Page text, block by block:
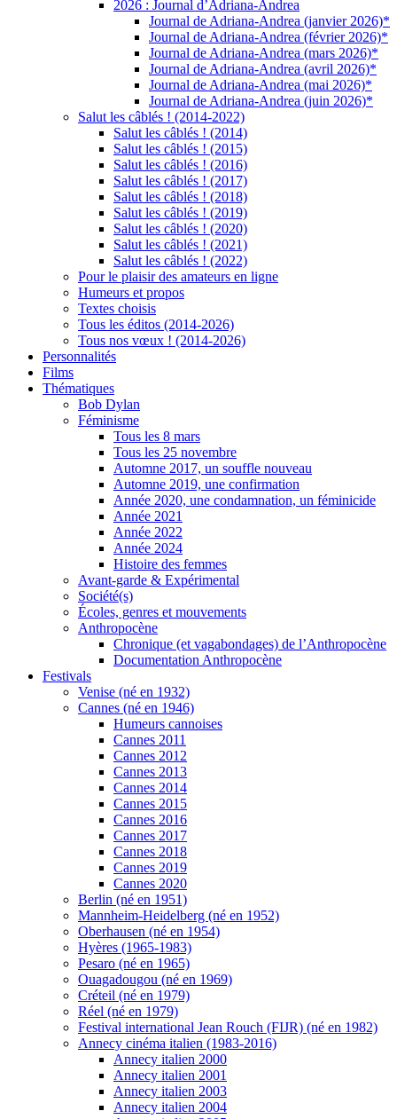
2026 : Journal d’Adriana-Andrea
Journal de Adriana-Andrea (janvier 2026)*
Journal de Adriana-Andrea (février 2026)*
Journal de Adriana-Andrea (mars 2026)*
Journal de Adriana-Andrea (avril 2026)*
Journal de Adriana-Andrea (mai 2026)*
Journal de Adriana-Andrea (juin 2026)*
Salut les câblés ! (2014-2022)
Salut les câblés ! (2014)
Salut les câblés ! (2015)
Salut les câblés ! (2016)
Salut les câblés ! (2017)
Salut les câblés ! (2018)
Salut les câblés ! (2019)
Salut les câblés ! (2020)
Salut les câblés ! (2021)
Salut les câblés ! (2022)
Pour le plaisir des amateurs en ligne
Humeurs et propos
Textes choisis
Tous les éditos (2014-2026)
Tous nos vœux ! (2014-2026)
Personnalités
Films
Thématiques
Bob Dylan
Féminisme
Tous les 8 mars
Tous les 25 novembre
Automne 2017, un souffle nouveau
Automne 2019, une confirmation
Année 2020, une condamnation, un féminicide
Année 2021
Année 2022
Année 2024
Histoire des femmes
Avant-garde & Expérimental
Société(s)
Écoles, genres et mouvements
Anthropocène
Chronique (et vagabondages) de l’Anthropocène
Documentation Anthropocène
Festivals
Venise (né en 1932)
Cannes (né en 1946)
Humeurs cannoises
Cannes 2011
Cannes 2012
Cannes 2013
Cannes 2014
Cannes 2015
Cannes 2016
Cannes 2017
Cannes 2018
Cannes 2019
Cannes 2020
Berlin (né en 1951)
Mannheim-Heidelberg (né en 1952)
Oberhausen (né en 1954)
Hyères (1965-1983)
Pesaro (né en 1965)
Ouagadougou (né en 1969)
Créteil (né en 1979)
Réel (né en 1979)
Festival international Jean Rouch (FIJR) (né en 1982)
Annecy cinéma italien (1983-2016)
Annecy italien 2000
Annecy italien 2001
Annecy italien 2003
Annecy italien 2004